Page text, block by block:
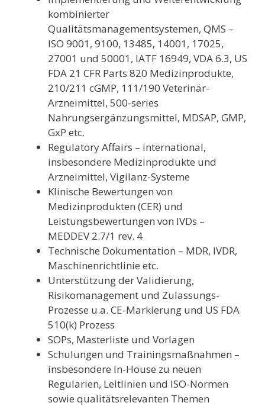
kombinierter
Qualitätsmanagementsystemen, QMS –
ISO 9001, 9100, 13485, 14001, 17025,
27001 und 50001, IATF 16949, VDA 6.3, US
FDA 21 CFR Parts 820 Medizinprodukte,
210/211 cGMP, 111/190 Veterinär-
Arzneimittel, 500-series
Nahrungsergänzungsmittel, MDSAP, GMP,
GxP etc.
Regulatory Affairs – international,
insbesondere Medizinprodukte und
Arzneimittel, Vigilanz-Systeme
Klinische Bewertungen von
Medizinprodukten (CER) und
Leistungsbewertungen von IVDs –
MEDDEV 2.7/1 rev. 4
Technische Dokumentation – MDR, IVDR,
Maschinenrichtlinie etc.
Unterstützung der Validierung,
Risikomanagement und Zulassungs-
Prozesse u.a. CE-Markierung und US FDA
510(k) Prozess
SOPs, Masterliste und Vorlagen
Schulungen und Trainingsmaßnahmen –
insbesondere In-House zu neuen
Regularien, Leitlinien und ISO-Normen
sowie qualitätsrelevanten Themen